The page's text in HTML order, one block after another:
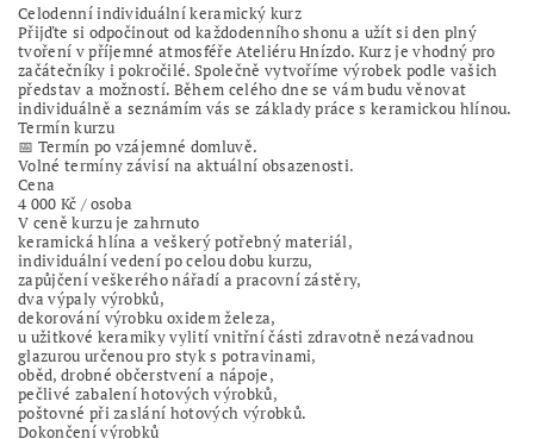
Celodenní individuální keramický kurz
Přijďte si odpočinout od každodenního shonu a užít si den plný
tvoření v příjemné atmosféře Ateliéru Hnízdo. Kurz je vhodný pro
začátečníky i pokročilé. Společně vytvoříme výrobek podle vašich
představ a možností. Během celého dne se vám budu věnovat
individuálně a seznámím vás se základy práce s keramickou hlínou.
Termín kurzu
📅 Termín po vzájemné domluvě.
Volné termíny závisí na aktuální obsazenosti.
Cena
4 000 Kč / osoba
V ceně kurzu je zahrnuto
keramická hlína a veškerý potřebný materiál,
individuální vedení po celou dobu kurzu,
zapůjčení veškerého nářadí a pracovní zástěry,
dva výpaly výrobků,
dekorování výrobku oxidem železa,
u užitkové keramiky vylití vnitřní části zdravotně nezávadnou
glazurou určenou pro styk s potravinami,
oběd, drobné občerstvení a nápoje,
pečlivé zabalení hotových výrobků,
poštovné při zaslání hotových výrobků.
Dokončení výrobků